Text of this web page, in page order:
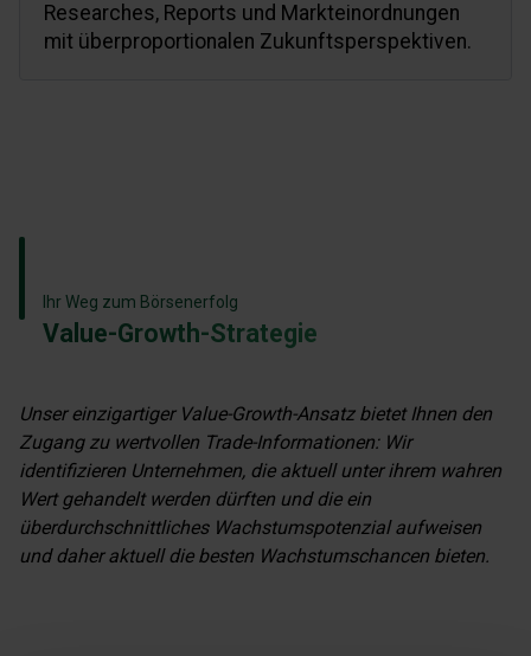
Researches, Reports und Markteinordnungen
mit überproportionalen Zukunftsperspektiven.
Ihr Weg zum Börsenerfolg
Value-Growth-Strategie
Unser einzigartiger Value-Growth-Ansatz bietet Ihnen den
Zugang zu wertvollen Trade-Informationen: Wir
identifizieren Unternehmen, die aktuell unter ihrem wahren
Wert gehandelt werden dürften und die ein
überdurchschnittliches Wachstumspotenzial aufweisen
und daher aktuell die besten Wachstumschancen bieten.